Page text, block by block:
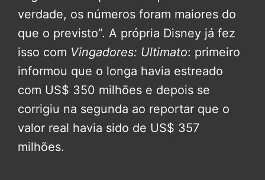
verdade, os números foram maiores do
que o previsto”. A própria Disney já fez
isso com Vingadores: Ultimato: primeiro
informou que o longa havia estreado
com US$ 350 milhões e depois se
corrigiu na segunda ao reportar que o
valor real havia sido de US$ 357
milhões.